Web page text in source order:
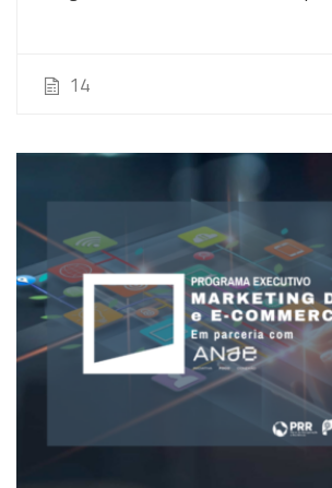
14